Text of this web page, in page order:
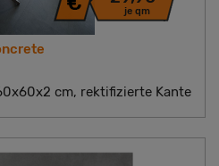
je qm
cm, rektifizierte Kante